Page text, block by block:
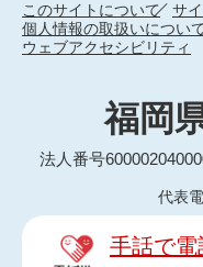
このサイトについて
サ
個人情報の取扱いについ
ウェブアクセシビリティ
福岡
法人番号
代表
手話で電